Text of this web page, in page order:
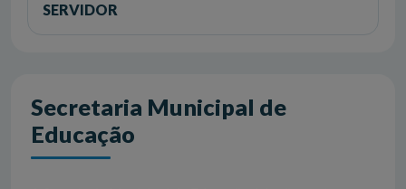
SERVIDOR
Secretaria Municipal de
Educação